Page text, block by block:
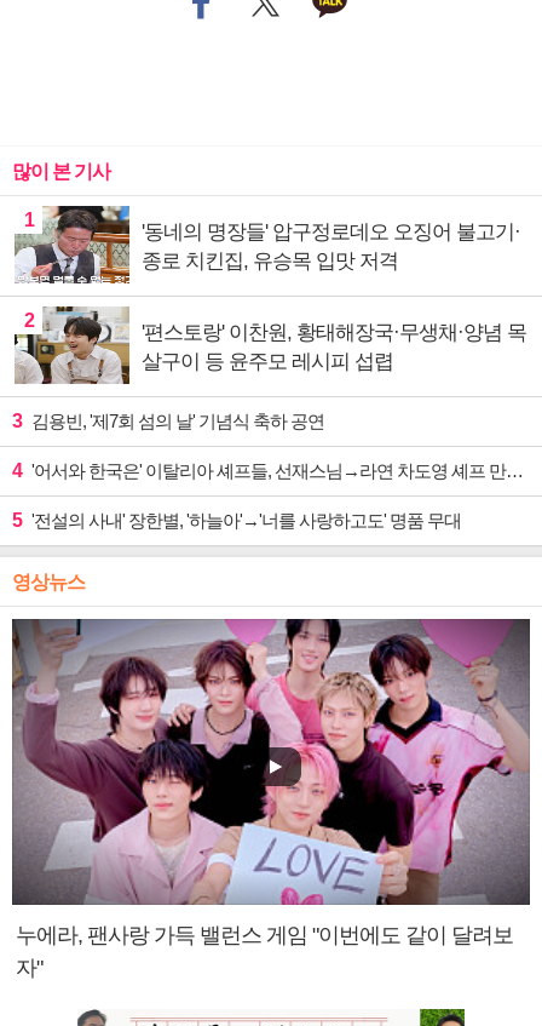
많이 본 기사
1
'동네의 명장들' 압구정로데오 오징어 불고기·
종로 치킨집, 유승목 입맛 저격
2
'편스토랑' 이찬원, 황태해장국·무생채·양념 목
살구이 등 윤주모 레시피 섭렵
3 김용빈, '제7회 섬의 날' 기념식 축하 공연
4 '어서와 한국은' 이탈리아 셰프들, 선재스님→라연 차도영 셰프 만난다
5 '전설의 사내' 장한별, '하늘아'→'너를 사랑하고도' 명품 무대
영상뉴스
누에라, 팬사랑 가득 밸런스 게임 "이번에도 같이 달려보
자"